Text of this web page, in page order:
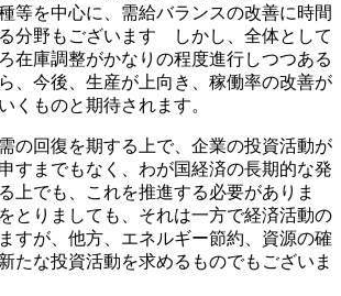
等を中心に、需給バランスの改善に時間
分野もございます しかし、全体として
在庫調整がかなりの程度進行しつつある
、今後、生産が上向き、稼働率の改善が
くものと期待されます。
の回復を期する上で、企業の投資活動が
すまでもなく、わが国経済の長期的な発
上でも、これを推進する必要がありま
とりましても、それは一方で経済活動の
すが、他方、エネルギー節約、資源の確
たな投資活動を求めるものでもございま